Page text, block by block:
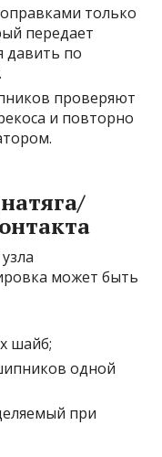
только
передает
давить по
проверяют
и повторно
может быть
шайб;
одной
при